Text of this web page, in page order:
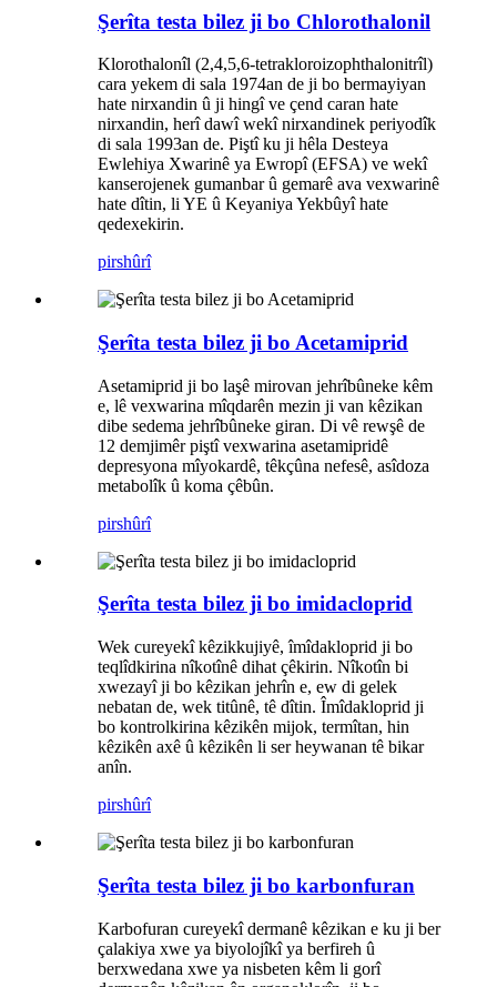
Şerîta testa bilez ji bo Chlorothalonil
Klorothalonîl (2,4,5,6-tetrakloroizophthalonitrîl)
cara yekem di sala 1974an de ji bo bermayiyan
hate nirxandin û ji hingî ve çend caran hate
nirxandin, herî dawî wekî nirxandinek periyodîk
di sala 1993an de. Piştî ku ji hêla Desteya
Ewlehiya Xwarinê ya Ewropî (EFSA) ve wekî
kanserojenek gumanbar û gemarê ava vexwarinê
hate dîtin, li YE û Keyaniya Yekbûyî hate
qedexekirin.
pirshûrî
Şerîta testa bilez ji bo Acetamiprid
Asetamiprid ji bo laşê mirovan jehrîbûneke kêm
e, lê vexwarina mîqdarên mezin ji van kêzikan
dibe sedema jehrîbûneke giran. Di vê rewşê de
12 demjimêr piştî vexwarina asetamipridê
depresyona mîyokardê, têkçûna nefesê, asîdoza
metabolîk û koma çêbûn.
pirshûrî
Şerîta testa bilez ji bo imidacloprid
Wek cureyekî kêzikkujiyê, îmîdakloprid ji bo
teqlîdkirina nîkotînê dihat çêkirin. Nîkotîn bi
xwezayî ji bo kêzikan jehrîn e, ew di gelek
nebatan de, wek titûnê, tê dîtin. Îmîdakloprid ji
bo kontrolkirina kêzikên mijok, termîtan, hin
kêzikên axê û kêzikên li ser heywanan tê bikar
anîn.
pirshûrî
Şerîta testa bilez ji bo karbonfuran
Karbofuran cureyekî dermanê kêzikan e ku ji ber
çalakiya xwe ya biyolojîkî ya berfireh û
berxwedana xwe ya nisbeten kêm li gorî